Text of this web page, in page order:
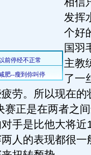
发挥
个好
国羽
主教
了一
劳。所以现在的
赛正是在两者之
手是比他大将近
人的表现都很一